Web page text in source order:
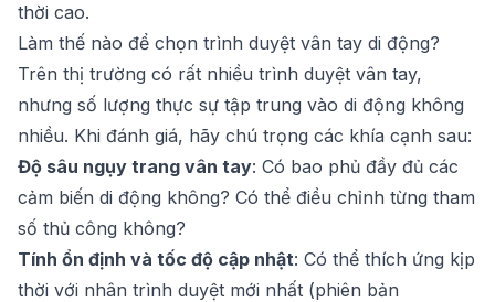
thời cao.
Làm thế nào để chọn trình duyệt vân tay di động?
Trên thị trường có rất nhiều trình duyệt vân tay,
nhưng số lượng thực sự tập trung vào di động không
nhiều. Khi đánh giá, hãy chú trọng các khía cạnh sau:
Độ sâu ngụy trang vân tay: Có bao phủ đầy đủ các
cảm biến di động không? Có thể điều chỉnh từng tham
số thủ công không?
Tính ổn định và tốc độ cập nhật: Có thể thích ứng kịp
thời với nhân trình duyệt mới nhất (phiên bản